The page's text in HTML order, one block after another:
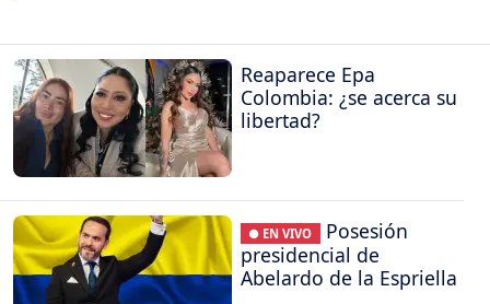
Reaparece Epa
Colombia: ¿se acerca su
libertad?
● EN VIVO
Posesión
presidencial de
Abelardo de la Espriella